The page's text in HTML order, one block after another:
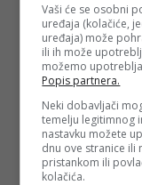
Depo.ba pratite
#CIA #evropa
Vaši će se osobni
uređaja (kolačiće,
uređaja) može
ili ih može
možemo
Popis partnera.
Neki dobavljači
temelju legitimnog
nastavku možete
dnu ove stranice ili
pristankom ili
kolačića.